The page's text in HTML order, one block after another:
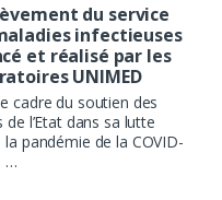
du service
infectieuses
et réalisé par les
UNIMED
cadre du soutien des
l’Etat dans sa lutte
pandémie de la COVID-
…